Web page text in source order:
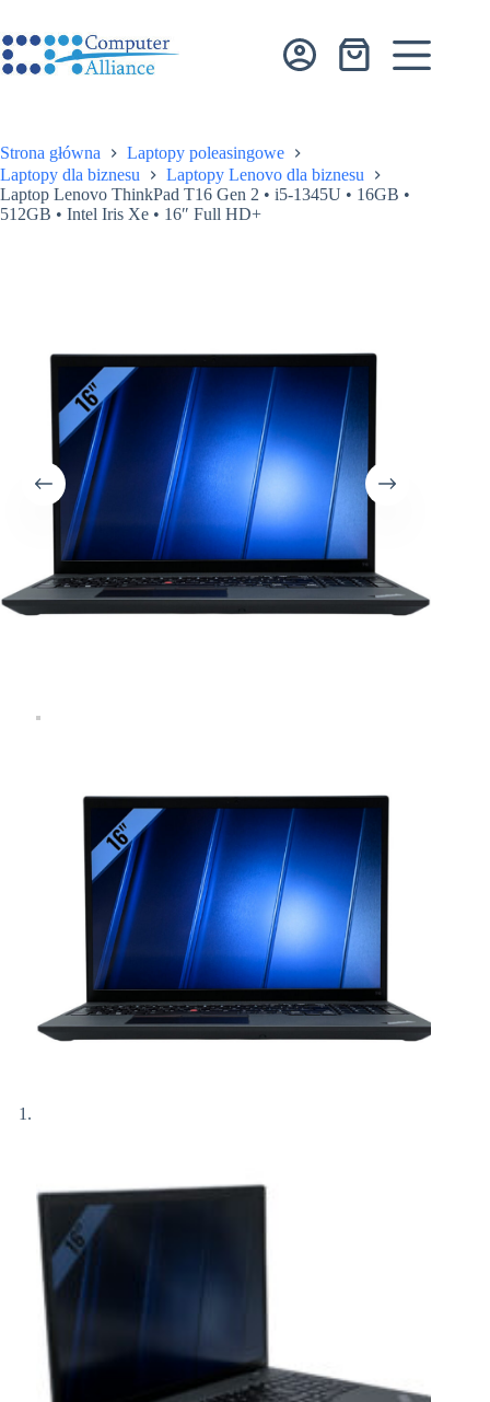
treści
Koszyk
Strona główna
Laptopy poleasingowe
Laptopy dla biznesu
Laptopy Lenovo dla biznesu
Laptop Lenovo ThinkPad T16 Gen 2 • i5-1345U • 16GB •
512GB • Intel Iris Xe • 16″ Full HD+